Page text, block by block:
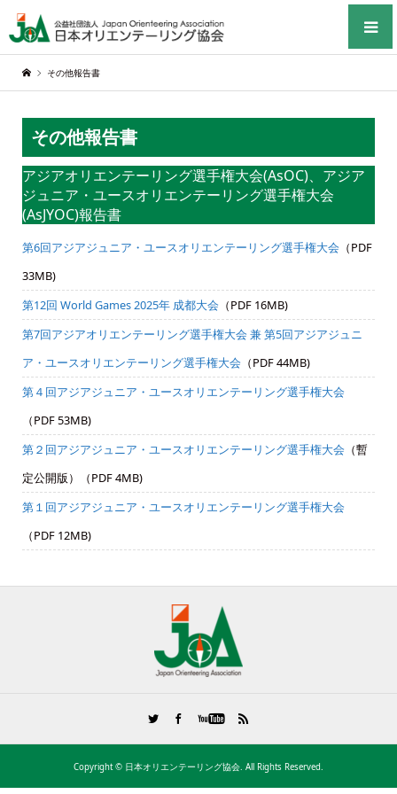
その他報告書
その他報告書
アジアオリエンテーリング選手権大会(AsOC)、アジア
ジュニア・ユースオリエンテーリング選手権大会
(AsJYOC)報告書
第6回アジアジュニア・ユースオリエンテーリング選手権大会 （PDF
33MB)
第12回 World Games 2025年 成都大会 （PDF 16MB)
第7回アジアオリエンテーリング選手権大会 兼 第5回アジアジュニ
ア・ユースオリエンテーリング選手権大会 （PDF 44MB)
第４回アジアジュニア・ユースオリエンテーリング選手権大会
（PDF 53MB)
第２回アジアジュニア・ユースオリエンテーリング選手権大会 （暫
定公開版）（PDF 4MB)
第１回アジアジュニア・ユースオリエンテーリング選手権大会
（PDF 12MB)
Copyright © 日本オリエンテーリング協会. All Rights Reserved.